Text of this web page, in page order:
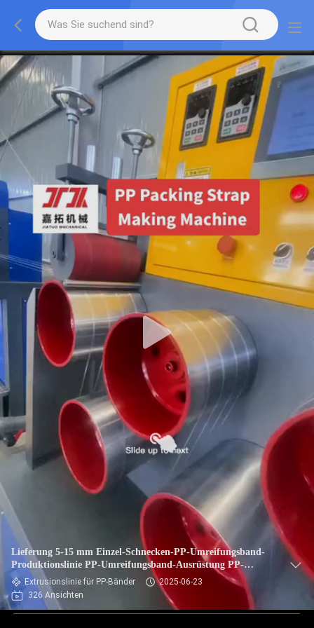
Lieferung 5-15 mm Einzel-Schnecken-PP-Umreifungsband-
Produktionslinie PP-Umreifungsband-Ausrüstung PP-
Extruder für SPS-Steuerungssystem
Extrusionslinie für PP-Bänder
2025-06-23
326 Ansichten